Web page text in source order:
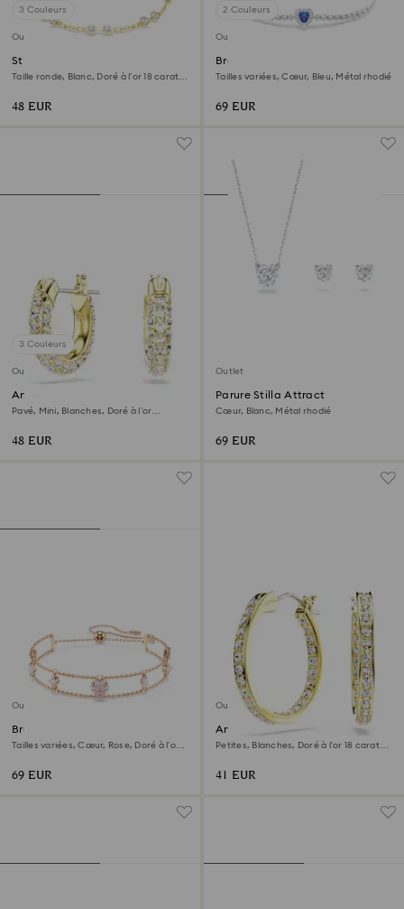
3 Couleurs
Outlet
Strand Swarovski Remix
Collection
Taille ronde, Blanc, Doré à l’or 18 carats
48 EUR
2 Couleurs
Outlet
Bracelet One
Tailles variées, Cœur, Bleu, Métal rhodié
69 EUR
3 Couleurs
Outlet
Anneaux d'oreilles Dextera
Pavé, Mini, Blanches, Doré à l’or
48 EUR
Outlet
Parure Stilla Attract
Cœur, Blanc, Métal rhodié
69 EUR
Outlet
Bracelet One
Tailles variées, Cœur, Rose, Doré à l’or
69 EUR
Outlet
Anneaux d'oreilles Sommerset
Petites, Blanches, Doré à l’or 18 carats
41 EUR